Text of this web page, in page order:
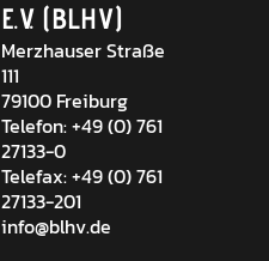
E.V. (BLHV)
Merzhauser Straße
111
79100 Freiburg
Telefon: +49 (0) 761
27133-0
Telefax: +49 (0) 761
27133-201
info@blhv.de